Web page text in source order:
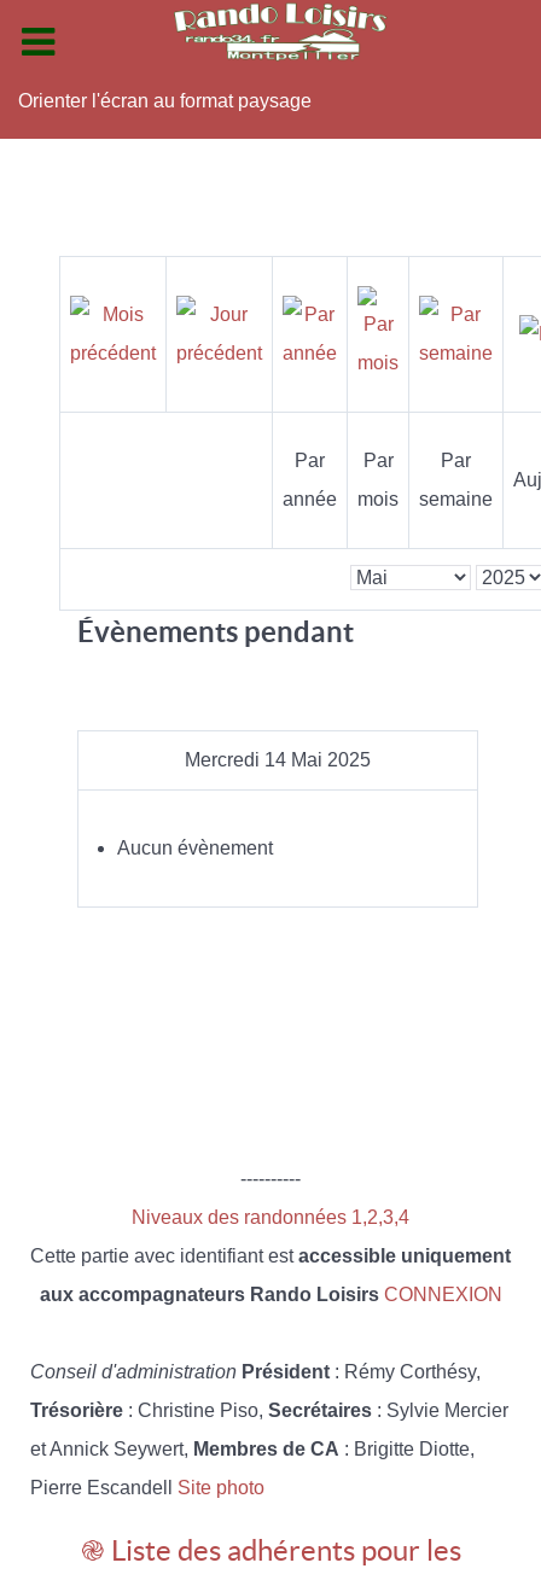
Orienter l'écran au format paysage
Par
année
Par
mois
Par
semaine
Évènements pendant
Mercredi 14 Mai 2025
Aucun évènement
----------
Niveaux des randonnées 1,2,3,4
Cette partie avec identifiant estaccessible uniquement
aux accompagnateurs Rando Loisirs CONNEXION
Conseil d'administration Président : Rémy Corthésy,
Trésorière : Christine Piso, Secrétaires : Sylvie Mercier
et Annick Seywert, Membres de CA : Brigitte Diotte,
Pierre Escandell Site photo
֎ Liste des adhérents pour les